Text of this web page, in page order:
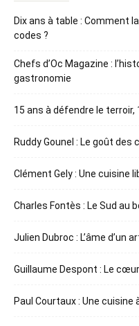
Dix ans à table : Comment
codes ?
Chefs d’Oc Magazine :
gastronomie
15 ans à défendre le terroir,
Ruddy Gounel : Le goût des
Clément Gely : Une cuisine
Charles Fontès : Le Sud au
Julien Dubroc : L’âme d’un
Guillaume Despont : Le
Paul Courtaux : Une